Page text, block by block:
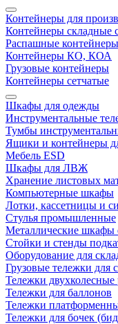
Контейнеры для
Контейнеры складные
Распашные
Контейнеры КО, КОА
Грузовые контейнеры
Контейнеры сетчатые
Шкафы для одежды
Инструментальные
Тумбы
Ящики и контейнеры
Мебель ESD
Шкафы для ЛВЖ
Хранение листовых
Компьютерные шкафы
Лотки, кассетницы и
Стулья промышленные
Металлические шкафы
Стойки и стенды
Оборудование для
Грузовые тележки для
Тележки
Тележки для баллонов
Тележки
Тележки для бочек